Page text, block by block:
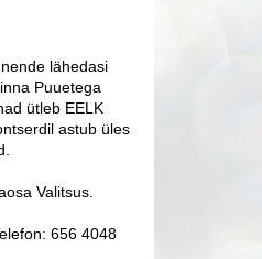
lähedasi
Puuetega
ütleb EELK
astub üles
Valitsus.
656 4048